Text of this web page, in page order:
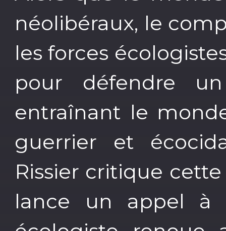
néolibéraux, le
les forces
pour défendre
entraînant le
guerrier et
Rissier critique
lance un appel à